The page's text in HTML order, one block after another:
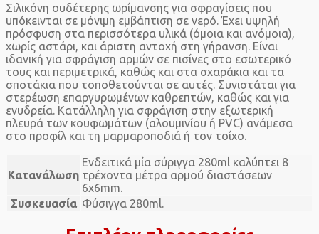
Σιλικόνη ουδέτερης ωρίμανσης για σφραγίσεις που
υπόκεινται σε μόνιμη εμβάπτιση σε νερό. Έχει υψηλή
πρόσφυση στα περισσότερα υλικά (όμοια και ανόμοια),
χωρίς αστάρι, και άριστη αντοχή στη γήρανση. Είναι
ιδανική για σφράγιση αρμών σε πισίνες στο εσωτερικό
τους και περιμετρικά, καθώς και στα σχαράκια και τα
σποτάκια που τοποθετούνται σε αυτές. Συνιστάται για
στερέωση επαργυρωμένων καθρεπτών, καθώς και για
ενυδρεία. Κατάλληλη για σφράγιση στην εξωτερική
πλευρά των κουφωμάτων (αλουμινίου ή PVC) ανάμεσα
στο προφίλ και τη μαρμαροποδιά ή τον τοίχο.
Κατανάλωση
Ενδειτικά μία σύριγγα 280ml καλύπτει 8
τρέχοντα μέτρα αρμού διαστάσεων
6x6mm.
Συσκευασία Φύσιγγα 280ml.